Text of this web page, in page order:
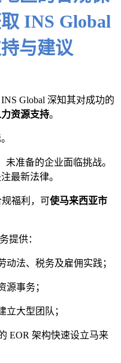
INS Global
与建议
Global 深知其对成功的
资源支持。
未准备的企业面临挑战。
最新法律。
福利，可使马来西亚市
提供：
动法、税务及雇佣实践；
源事务；
立大型团队；
EOR 架构快速设立马来